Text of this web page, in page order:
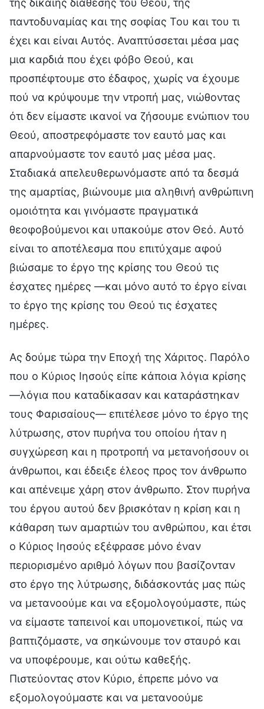
παντοδυναμίας και της σοφίας Του και του τι
έχει και είναι Αυτός. Αναπτύσσεται μέσα μας
μια καρδιά που έχει φόβο Θεού, και
προσπέφτουμε στο έδαφος, χωρίς να έχουμε
πού να κρύψουμε την ντροπή μας, νιώθοντας
ότι δεν είμαστε ικανοί να ζήσουμε ενώπιον του
Θεού, αποστρεφόμαστε τον εαυτό μας και
απαρνούμαστε τον εαυτό μας μέσα μας.
Σταδιακά απελευθερωνόμαστε από τα δεσμά
της αμαρτίας, βιώνουμε μια αληθινή ανθρώπινη
ομοιότητα και γινόμαστε πραγματικά
θεοφοβούμενοι και υπακούμε στον Θεό. Αυτό
είναι το αποτέλεσμα που επιτύχαμε αφού
βιώσαμε το έργο της κρίσης του Θεού τις
έσχατες ημέρες —και μόνο αυτό το έργο είναι
το έργο της κρίσης του Θεού τις έσχατες
ημέρες.
Ας δούμε τώρα την Εποχή της Χάριτος. Παρόλο
που ο Κύριος Ιησούς είπε κάποια λόγια κρίσης
—λόγια που καταδίκασαν και καταράστηκαν
τους Φαρισαίους— επιτέλεσε μόνο το έργο της
λύτρωσης, στον πυρήνα του οποίου ήταν η
συγχώρεση και η προτροπή να μετανοήσουν οι
άνθρωποι, και έδειξε έλεος προς τον άνθρωπο
και απένειμε χάρη στον άνθρωπο. Στον πυρήνα
του έργου αυτού δεν βρισκόταν η κρίση και η
κάθαρση των αμαρτιών του ανθρώπου, και έτσι
ο Κύριος Ιησούς εξέφρασε μόνο έναν
περιορισμένο αριθμό λόγων που βασίζονταν
στο έργο της λύτρωσης, διδάσκοντάς μας πώς
να μετανοούμε και να εξομολογούμαστε, πώς
να είμαστε ταπεινοί και υπομονετικοί, πώς να
βαπτιζόμαστε, να σηκώνουμε τον σταυρό και
να υποφέρουμε, και ούτω καθεξής.
Πιστεύοντας στον Κύριο, έπρεπε μόνο να
εξομολογούμαστε και να μετανοούμε